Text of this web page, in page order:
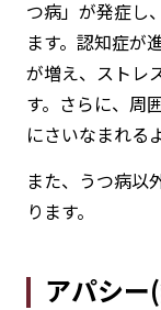
つ病」が発症し
ます。認知症が
が増え、ストレ
す。さらに、周
にさいなまれる
また、うつ病以
ります。
アパシ